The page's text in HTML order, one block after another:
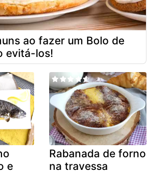
ao fazer um Bolo de
evitá-los!
e
Rabanada de forno
na travessa